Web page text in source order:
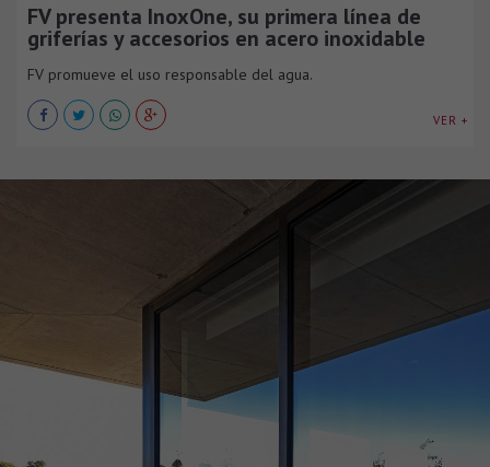
FV presenta InoxOne, su primera línea de
griferías y accesorios en acero inoxidable
FV promueve el uso responsable del agua.
VER +